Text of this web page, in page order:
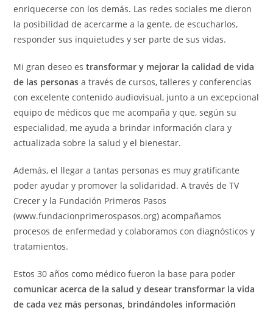
enriquecerse con los demás. Las redes sociales me dieron
la posibilidad de acercarme a la gente, de escucharlos,
responder sus inquietudes y ser parte de sus vidas.
Mi gran deseo estransformar y mejorar la calidad de vida
de las personas a través de cursos, talleres y conferencias
con excelente contenido audiovisual, junto a un excepcional
equipo de médicos que me acompaña y que, según su
especialidad, me ayuda a brindar información clara y
actualizada sobre la salud y el bienestar.
Además, el llegar a tantas personas es muy gratificante
poder ayudar y promover la solidaridad. A través de TV
Crecer y la Fundación Primeros Pasos
(www.fundacionprimerospasos.org) acompañamos
procesos de enfermedad y colaboramos con diagnósticos y
tratamientos.
Estos 30 años como médico fueron la base para poder
comunicar acerca de la salud y desear transformar la vida
de cada vez más personas, brindándoles información